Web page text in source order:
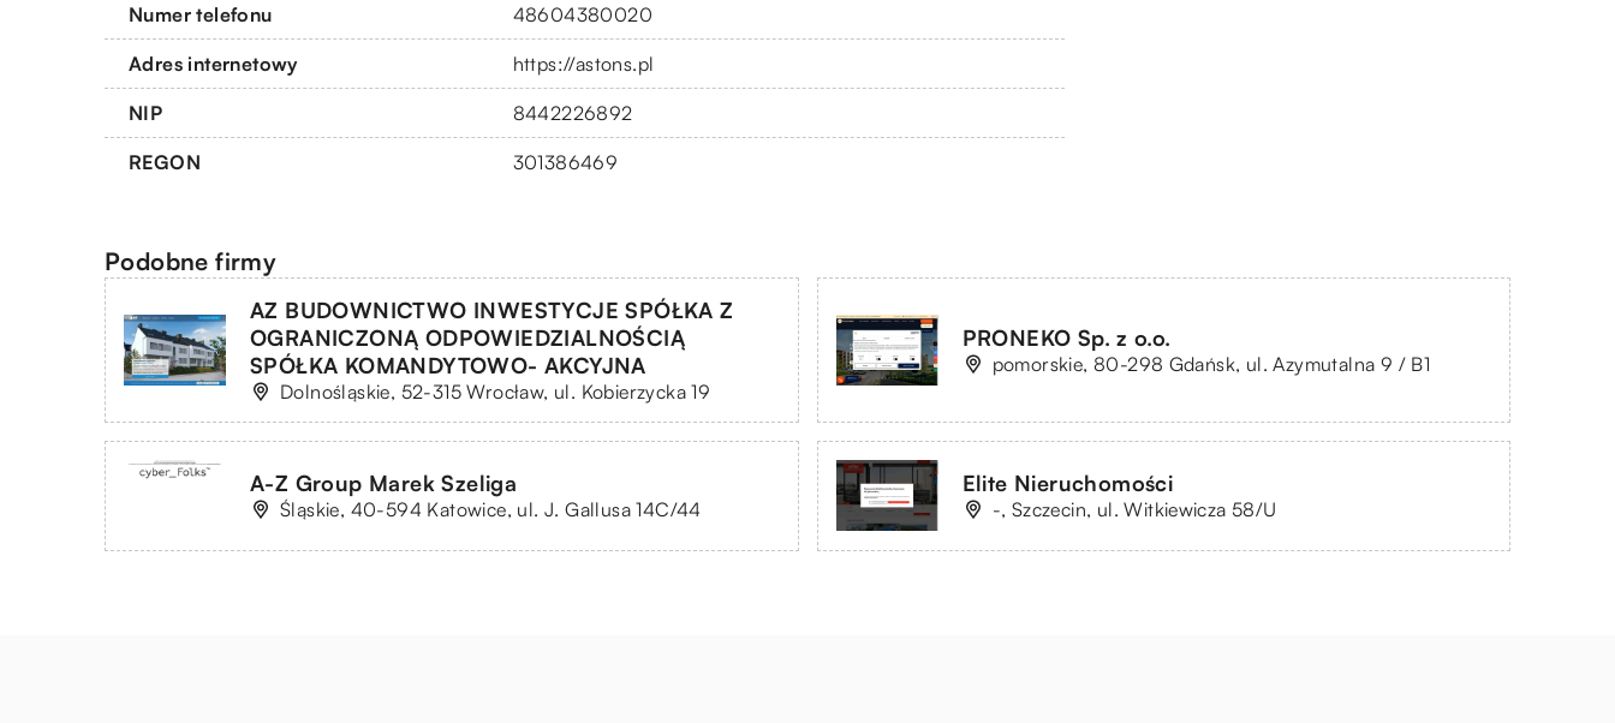
Numer telefonu 48604380020
Adres internetowy https://astons.pl
NIP 8442226892
REGON 301386469
Podobne firmy
AZ BUDOWNICTWO INWESTYCJE SPÓŁKA Z
OGRANICZONĄ ODPOWIEDZIALNOŚCIĄ
SPÓŁKA KOMANDYTOWO- AKCYJNA
Dolnośląskie, 52-315 Wrocław, ul. Kobierzycka 19
PRONEKO Sp. z o.o.
pomorskie, 80-298 Gdańsk, ul. Azymutalna 9 / B1
A-Z Group Marek Szeliga
Śląskie, 40-594 Katowice, ul. J. Gallusa 14C/44
Elite Nieruchomości
-, Szczecin, ul. Witkiewicza 58/U